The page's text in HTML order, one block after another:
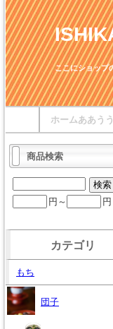
ここにショップ
ホームああう
商品検索
円～ 円
カテゴリ
もち
団子